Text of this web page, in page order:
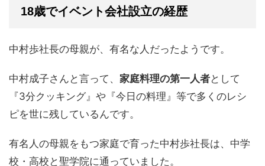
18歳でイベント会社設立の経歴
中村歩社長の母親が、有名な人だったようです。
中村成子さんと言って、 家庭料理の第一人者として
『3分クッキング』や『今日の料理』等で多くのレシ
ピを世に残しているんです。
有名人の母親をもつ家庭で育った中村歩社長は、中学
校・高校と聖学院に通っていました。